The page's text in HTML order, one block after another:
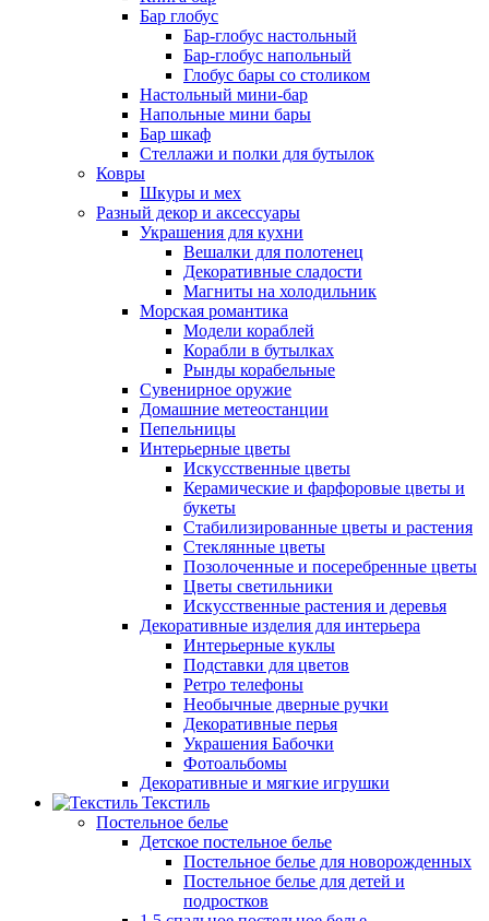
Бар глобус
Бар-глобус настольный
Бар-глобус напольный
Глобус бары со столиком
Настольный мини-бар
Напольные мини бары
Бар шкаф
Стеллажи и полки для бутылок
Ковры
Шкуры и мех
Разный декор и аксессуары
Украшения для кухни
Вешалки для полотенец
Декоративные сладости
Магниты на холодильник
Морская романтика
Модели кораблей
Корабли в бутылках
Рынды корабельные
Сувенирное оружие
Домашние метеостанции
Пепельницы
Интерьерные цветы
Искусственные цветы
Керамические и фарфоровые цветы и
букеты
Стабилизированные цветы и растения
Стеклянные цветы
Позолоченные и посеребренные цветы
Цветы светильники
Искусственные растения и деревья
Декоративные изделия для интерьера
Интерьерные куклы
Подставки для цветов
Ретро телефоны
Необычные дверные ручки
Декоративные перья
Украшения Бабочки
Фотоальбомы
Декоративные и мягкие игрушки
Текстиль
Постельное белье
Детское постельное белье
Постельное белье для новорожденных
Постельное белье для детей и
подростков